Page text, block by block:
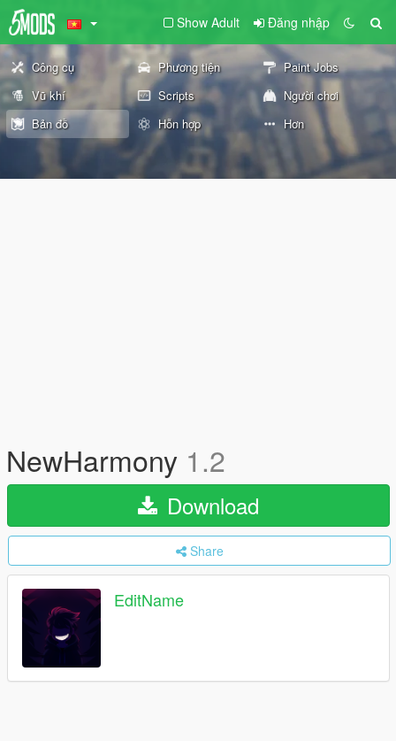
Show Adult Đăng nhập
Công cụ Phương tiện
Paint Jobs
Vũ khí
Scripts
Người chơi
Bản đồ
Hỗn hợp Hơn
NewHarmony 1.2
Download
Share
EditName